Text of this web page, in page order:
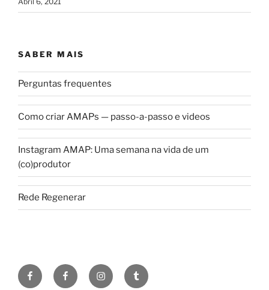
SABER MAIS
Perguntas frequentes
Como criar AMAPs — passo-a-passo e videos
Instagram AMAP: Uma semana na vida de um
(co)produtor
Rede Regenerar
facebookfacebook
(grupo)
instagramsomenxada